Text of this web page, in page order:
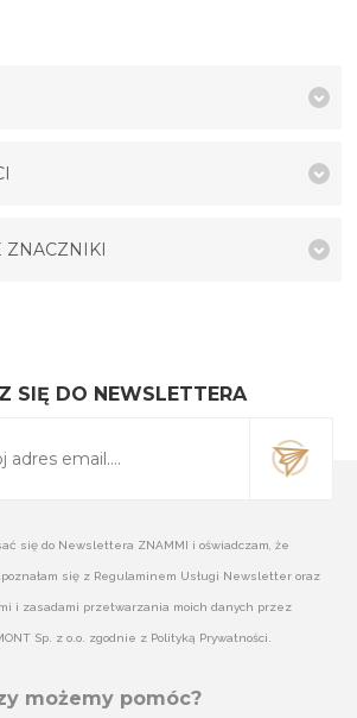
ZNACZNIKI
SIĘ DO NEWSLETTERA
się do Newslettera ZNAMMI i oświadczam, że
się z Regulaminem Usługi Newsletter oraz
i zasadami przetwarzania moich danych przez
Sp. z o.o. zgodnie z Polityką Prywatności.
możemy pomóc?